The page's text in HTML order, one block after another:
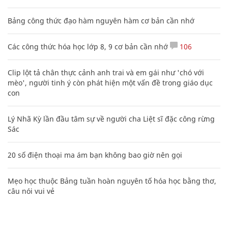
Bảng công thức đạo hàm nguyên hàm cơ bản cần nhớ
Các công thức hóa học lớp 8, 9 cơ bản cần nhớ 106
Clip lột tả chân thực cảnh anh trai và em gái như 'chó với
mèo', người tinh ý còn phát hiện một vấn đề trong giáo dục
con
Lý Nhã Kỳ lần đầu tâm sự về người cha Liệt sĩ đặc công rừng
Sác
20 số điện thoại ma ám bạn không bao giờ nên gọi
Mẹo học thuộc Bảng tuần hoàn nguyên tố hóa học bằng thơ,
câu nói vui vẻ